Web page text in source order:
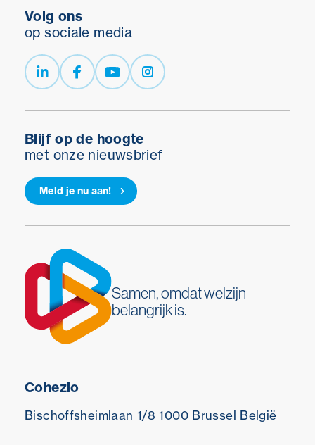
Blijf op de hoogte
met onze nieuwsbrief
Meld je nu aan!
Volg ons
op sociale media
Samen, omdat welzijn
belangrijk is.
Cohezio
Bischoffsheimlaan 1/8 1000 Brussel België